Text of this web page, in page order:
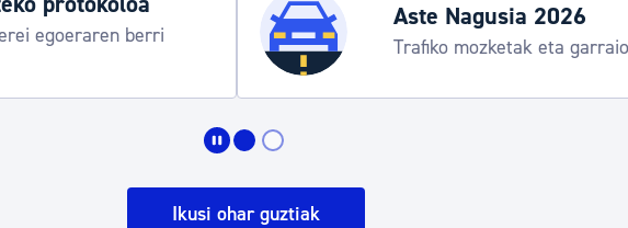
Nagusia 2026
mozketak eta garraio zerbitzu bereziak
Ikusi ohar guztiak